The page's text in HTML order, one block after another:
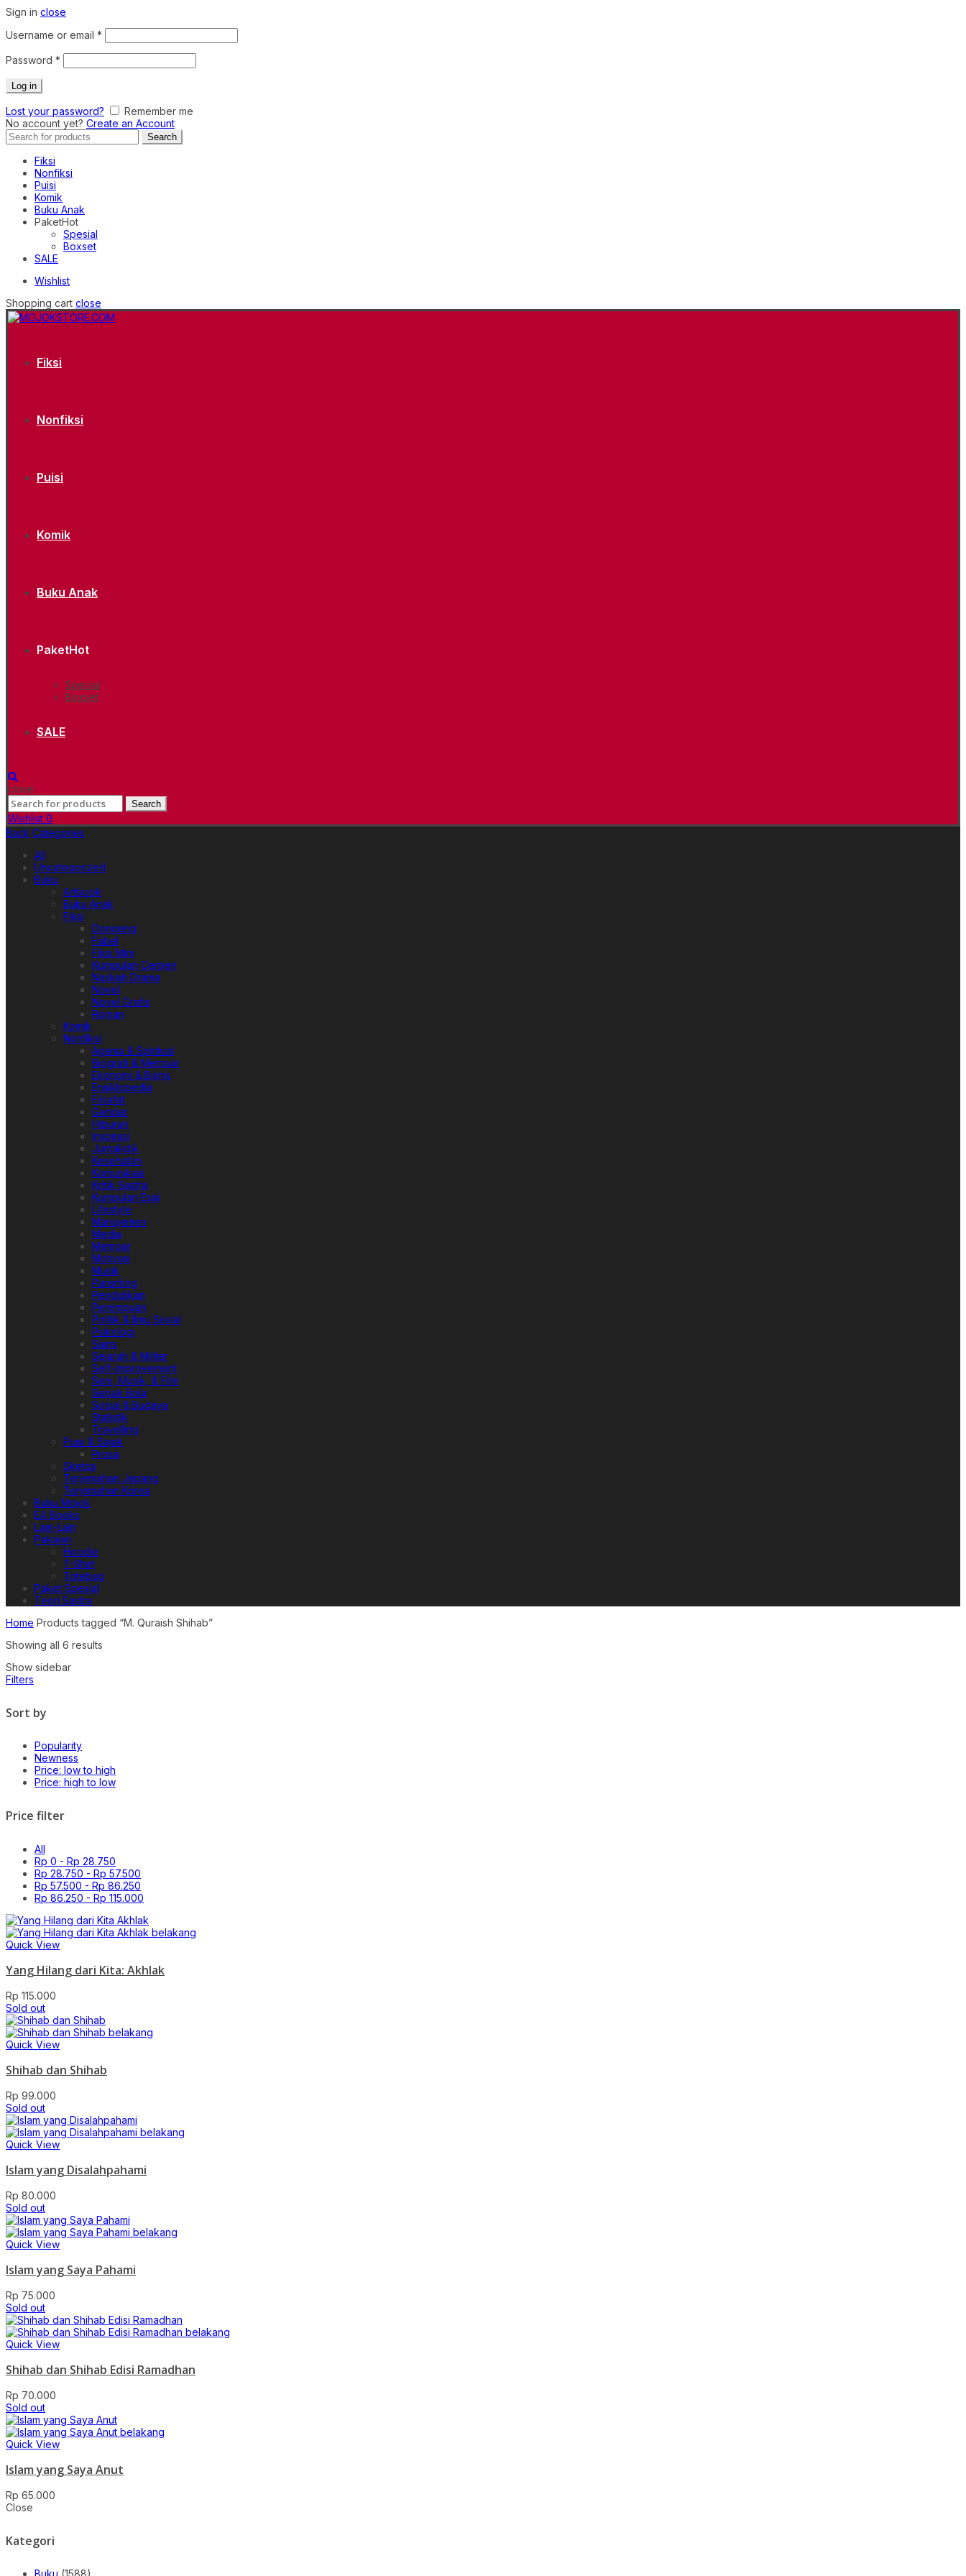
Sign in close
Username or email *
Password *
Log in
Lost your password?
Remember me
No account yet? Create an Account
Search
for:
Search
Fiksi
Nonfiksi
Puisi
Komik
Buku Anak
PaketHot
Spesial
Boxset
SALE
Wishlist
Shopping cart close
Fiksi
Nonfiksi
Puisi
Komik
Buku Anak
PaketHot
Spesial
Boxset
SALE
close
Search
for:
Search
Wishlist 0
Back Categories
All
Uncategorized
Buku
Artbook
Buku Anak
Fiksi
Dongeng
Fabel
Fiksi Mini
Kumpulan Cerpen
Naskah Drama
Novel
Novel Grafis
Roman
Komik
Nonfiksi
Agama & Spiritual
Biografi & Memoar
Ekonomi & Bisnis
Ensiklopedia
Filsafat
Gender
Hiburan
Inspirasi
Jurnalistik
Kesehatan
Komunikasi
Kritik Sastra
Kumpulan Esai
Lifestyle
Manajemen
Media
Memoar
Motivasi
Musik
Parenting
Pendidikan
Perempuan
Politik & Ilmu Sosial
Psikologi
Sains
Sejarah & Militer
Self-improvement
Seni, Musik, & Film
Sepak Bola
Sosial & Budaya
Statistik
Travelling
Puisi & Sajak
Prosa
Sketsa
Terjemahan Jepang
Terjemahan Korea
Buku Mojok
EA Books
Lain-Lain
Pakaian
Hoodie
T-Shirt
Totebag
Paket Spesial
Teori Sastra
Home Products tagged “M. Quraish Shihab”
Showing all 6 results
Show sidebar
Filters
Sort by
Popularity
Newness
Price: low to high
Price: high to low
Price filter
All
Rp 0 - Rp 28.750
Rp 28.750 - Rp 57.500
Rp 57.500 - Rp 86.250
Rp 86.250 - Rp 115.000
Quick View
Yang Hilang dari Kita: Akhlak
Rp 115.000
Sold out
Quick View
Shihab dan Shihab
Rp 99.000
Sold out
Quick View
Islam yang Disalahpahami
Rp 80.000
Sold out
Quick View
Islam yang Saya Pahami
Rp 75.000
Sold out
Quick View
Shihab dan Shihab Edisi Ramadhan
Rp 70.000
Sold out
Quick View
Islam yang Saya Anut
Rp 65.000
Close
Kategori